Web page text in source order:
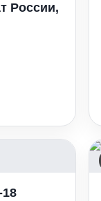
России,